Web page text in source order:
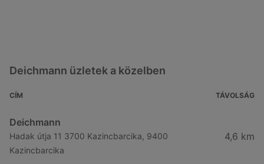
Deichmann üzletek a közelben
CÍM TÁVOLSÁG
Deichmann
Hadak útja 11 3700 Kazincbarcika, 9400
Kazincbarcika
4,6 km